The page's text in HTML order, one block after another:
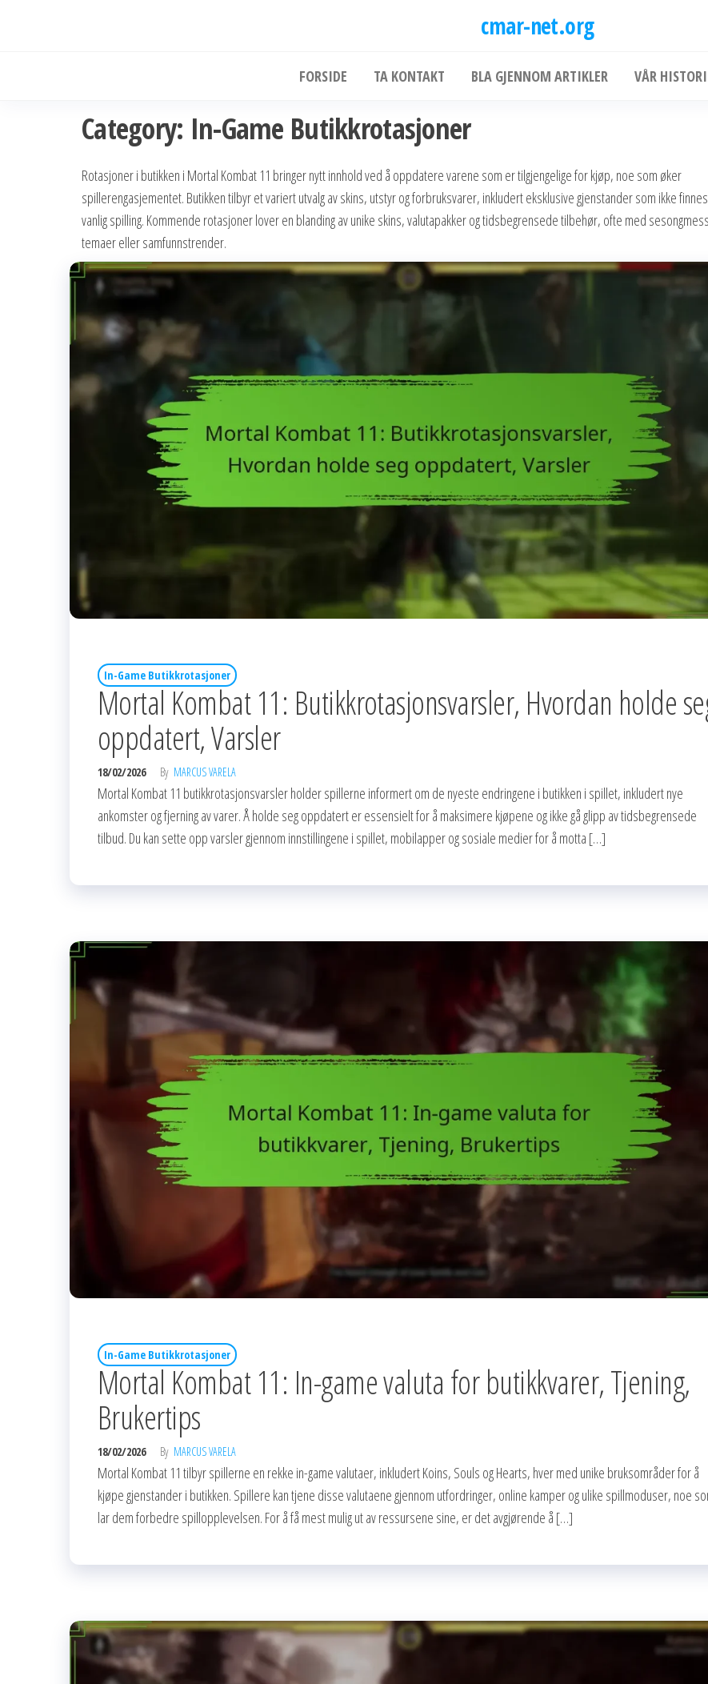
cmar-net.org
FORSIDE TA KONTAKT BLA GJENNOM ARTIKLER VÅR
Category: In-Game Butikkrotasjoner
Rotasjoner i butikken i Mortal Kombat 11 bringer nytt innhold ved å oppdatere varene som er tilgjengelige for kjøp, noe som øker
spillerengasjementet. Butikken tilbyr et variert utvalg av skins, utstyr og forbruksvarer, inkludert eksklusive gjenstander som ikke
vanlig spilling. Kommende rotasjoner lover en blanding av unike skins, valutapakker og tidsbegrensede tilbehør, ofte med
temaer eller samfunnstrender.
In-Game Butikkrotasjoner
Mortal Kombat 11: Butikkrotasjonsvarsler, Hvordan holde
oppdatert, Varsler
18/02/2026 By MARCUS VARELA
Mortal Kombat 11 butikkrotasjonsvarsler holder spillerne informert om de nyeste endringene i butikken i spillet, inkludert nye
ankomster og fjerning av varer. Å holde seg oppdatert er essensielt for å maksimere kjøpene og ikke gå glipp av tidsbegrensede
tilbud. Du kan sette opp varsler gjennom innstillingene i spillet, mobilapper og sosiale medier for å motta […]
In-Game Butikkrotasjoner
Mortal Kombat 11: In-game valuta for butikkvarer, Tjening,
Brukertips
18/02/2026 By MARCUS VARELA
Mortal Kombat 11 tilbyr spillerne en rekke in-game valutaer, inkludert Koins, Souls og Hearts, hver med unike bruksområder for å
kjøpe gjenstander i butikken. Spillere kan tjene disse valutaene gjennom utfordringer, online kamper og ulike spillmoduser, noe
lar dem forbedre spillopplevelsen. For å få mest mulig ut av ressursene sine, er det avgjørende å […]